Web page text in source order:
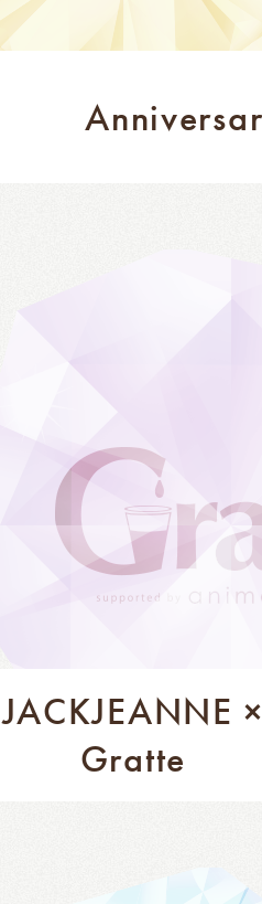
JACKJEANNE
Gratte